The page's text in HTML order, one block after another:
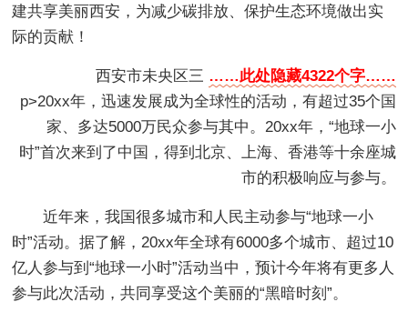
建共享美丽西安，为减少碳排放、保护生态环境做出实
际的贡献！
西安市未央区三 ……此处隐藏4322个字……
p>20xx年，迅速发展成为全球性的活动，有超过35个国
家、多达5000万民众参与其中。20xx年，“地球一小
时”首次来到了中国，得到北京、上海、香港等十余座城
市的积极响应与参与。
近年来，我国很多城市和人民主动参与“地球一小
时”活动。据了解，20xx年全球有6000多个城市、超过10
亿人参与到“地球一小时”活动当中，预计今年将有更多人
参与此次活动，共同享受这个美丽的“黑暗时刻”。